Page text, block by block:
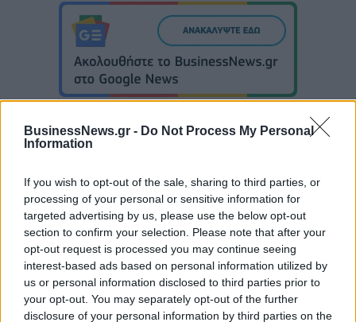
BusinessNews.gr - Do Not Process My Personal
Information
If you wish to opt-out of the sale, sharing to third parties, or
processing of your personal or sensitive information for
targeted advertising by us, please use the below opt-out
section to confirm your selection. Please note that after your
opt-out request is processed you may continue seeing
interest-based ads based on personal information utilized by
us or personal information disclosed to third parties prior to
your opt-out. You may separately opt-out of the further
disclosure of your personal information by third parties on the
Με Λιθουανία στον προημιτελικό του Ευρωπαϊκού Β' κατ. η Εθνική
Νεανίδων
Αλέξης Γιαννούλιας: Υποψήφιος
Δήμαρχος στο Σικάγο ο άλλοτε
παίκτης του Πανιώνιου
Evergood: Άγγιξε τα 300 εκατ. ο
τζίρος- Στα 10 εκατ. ευρώ το
τίμημα για το 60% του